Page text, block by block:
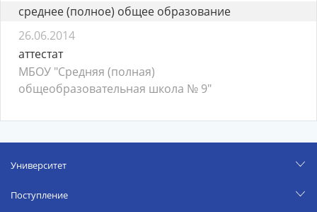
среднее (полное) общее образование
26.06.2014
аттестат
МБОУ "Средняя (полная)
общеобразовательная школа № 9"
Университет
Поступление